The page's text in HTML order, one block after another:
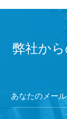
弊社か